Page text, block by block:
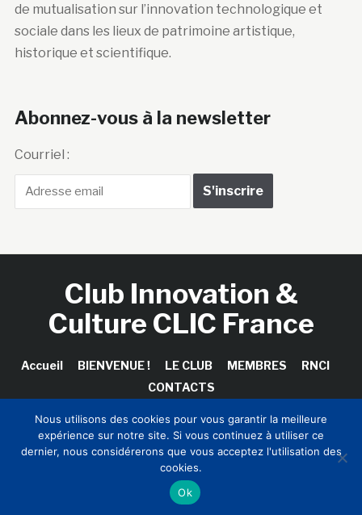
de mutualisation sur l’innovation technologique et
sociale dans les lieux de patrimoine artistique,
historique et scientifique.
Abonnez-vous à la newsletter
Courriel :
Club Innovation &
Culture CLIC France
Accueil BIENVENUE ! LE CLUB MEMBRES
RNCI
CONTACTS
Copyright © 2026 Club Innovation & Culture CLIC France /
Sinapses Conseils
Nous utilisons des cookies pour vous garantir la meilleure
expérience sur notre site. Si vous continuez à utiliser ce
dernier, nous considérerons que vous acceptez l'utilisation des
cookies.
Ok